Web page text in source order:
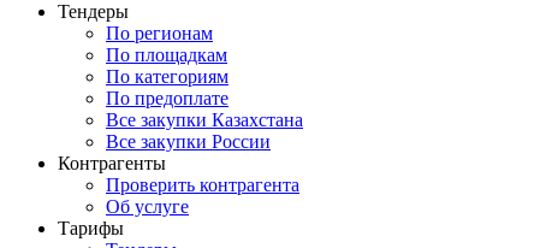
Тендеры
По регионам
По площадкам
По категориям
По предоплате
Все закупки Казахстана
Все закупки России
Контрагенты
Проверить контрагента
Об услуге
Тарифы